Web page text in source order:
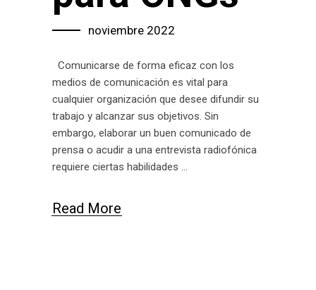
noviembre 2022
Comunicarse de forma eficaz con los
medios de comunicación es vital para
cualquier organización que desee difundir su
trabajo y alcanzar sus objetivos. Sin
embargo, elaborar un buen comunicado de
prensa o acudir a una entrevista radiofónica
requiere ciertas habilidades
Read More